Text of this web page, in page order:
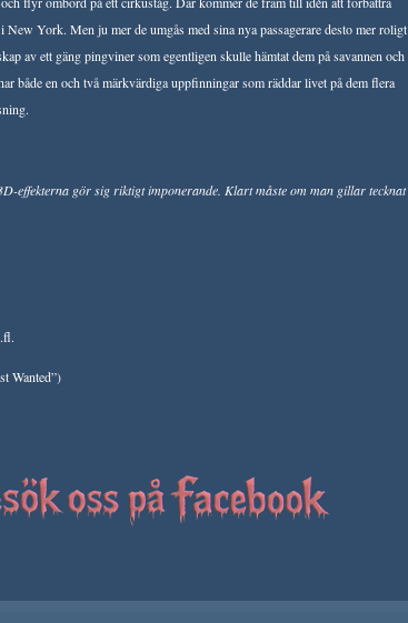
York. Men ju mer de umgås med sina nya passagerare desto mer roligt
av ett gäng pingviner som egentligen skulle hämtat dem på savannen och
både en och två märkvärdiga uppfinningar som räddar livet på dem flera
effekterna gör sig riktigt imponerande. Klart måste om man gillar tecknat
Wanted”)